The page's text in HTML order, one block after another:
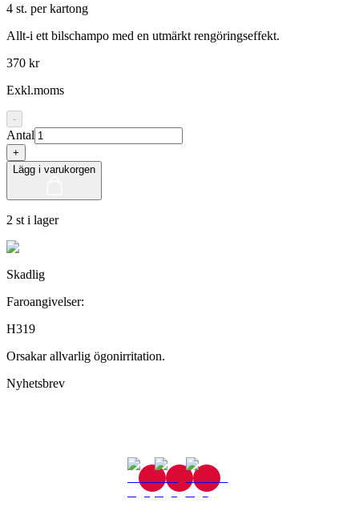
4 st. per kartong
Allt-i ett bilschampo med en utmärkt rengöringseffekt.
370 kr
Exkl.moms
-
Antal
+
Lägg i varukorgen
2 st i lager
Skadlig
Faroangivelser:
H319
Orsakar allvarlig ögonirritation.
Nyhetsbrev